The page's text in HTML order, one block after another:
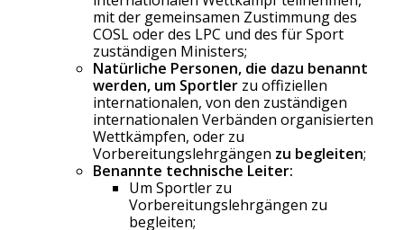
mit der gemeinsamen Zustimmung des
COSL oder des LPC und des für Sport
zuständigen Ministers;
Natürliche Personen, die dazu benannt
werden, um Sportler zu offiziellen
internationalen, von den zuständigen
internationalen Verbänden organisierten
Wettkämpfen, oder zu
Vorbereitungslehrgängen zu begleiten;
Benannte technische Leiter:
Um Sportler zu
Vorbereitungslehrgängen zu
begleiten;